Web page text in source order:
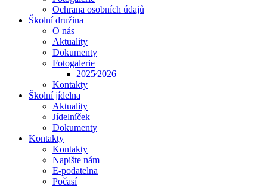
Ochrana osobních údajů
Školní družina
O nás
Aktuality
Dokumenty
Fotogalerie
2025⁄2026
Kontakty
Školní jídelna
Aktuality
Jídelníček
Dokumenty
Kontakty
Kontakty
Napište nám
E-podatelna
Počasí